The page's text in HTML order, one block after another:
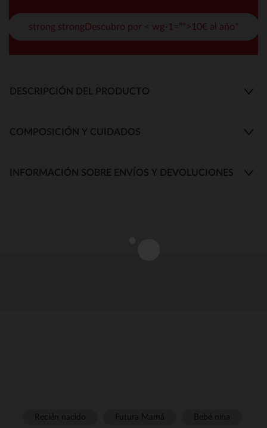
strong strongDescubro por < wg-1="">10€ al año*
DESCRIPCIÓN DEL PRODUCTO
COMPOSICIÓN Y CUIDADOS
INFORMACIÓN SOBRE ENVÍOS Y DEVOLUCIONES